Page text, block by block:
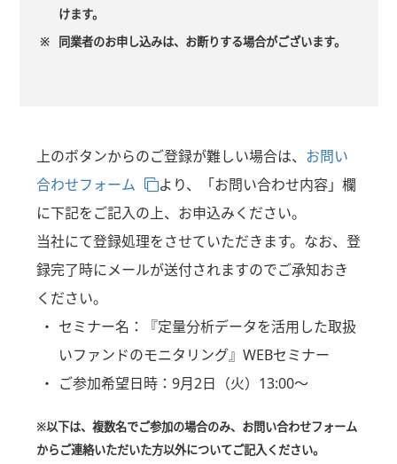
けます。
※
同業者のお申し込みは、お断りする場合がございます。
上のボタンからのご登録が難しい場合は、 お問い
合わせフォーム
より、「お問い合わせ内容」欄
に下記をご記入の上、お申込みください。
当社にて登録処理をさせていただきます。なお、登
録完了時にメールが送付されますのでご承知おき
ください。
セミナー名：
『定量分析データを活用した取扱
いファンドのモニタリング』WEBセミナー
ご参加希望日時： 9月2日（火）13:00～
※以下は、複数名でご参加の場合のみ、お問い合わせフォーム
からご連絡いただいた方以外についてご記入ください。